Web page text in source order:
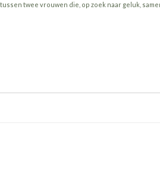
twee vrouwen die, op zoek naar geluk,